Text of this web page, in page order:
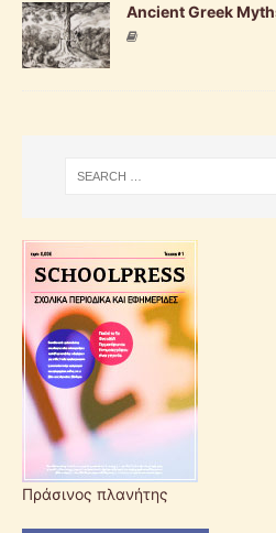
Ancient Greek
Πράσινος πλανήτης